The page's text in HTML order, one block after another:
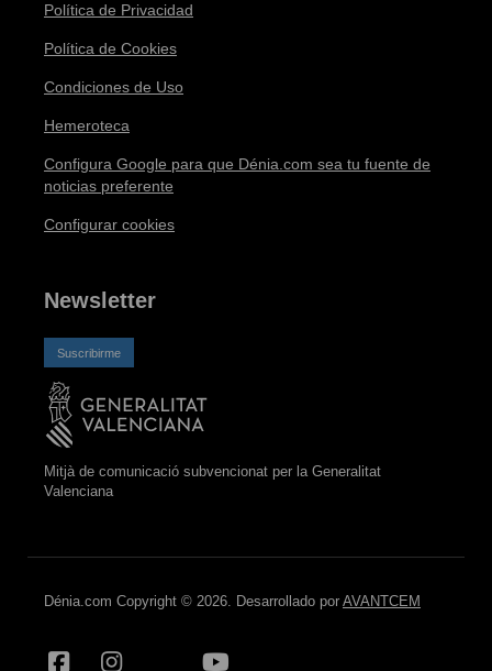
Política de Privacidad
Política de Cookies
Condiciones de Uso
Hemeroteca
Configura Google para que Dénia.com sea tu fuente de
noticias preferente
Configurar cookies
Newsletter
Suscribirme
Mitjà de comunicació subvencionat per la Generalitat
Valenciana
Dénia.com Copyright © 2026. Desarrollado por AVANTCEM